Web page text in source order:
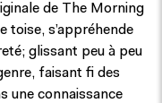
de The Morning
toise, s’appréhende
glissant peu à peu
faisant fi des
une connaissance